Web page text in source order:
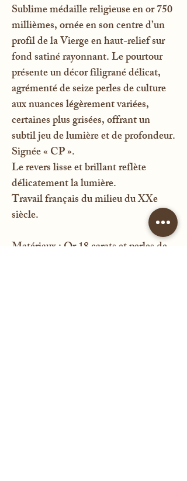
Sublime médaille religieuse en or 750
millièmes, ornée en son centre d’un
profil de la Vierge en haut-relief sur
fond satiné rayonnant. Le pourtour
présente un décor filigrané délicat,
agrémenté de seize perles de culture
aux nuances légèrement variées,
certaines plus grisées, offrant un
subtil jeu de lumière et de profondeur.
Signée « CP ».
Le revers lisse et brillant reflète
délicatement la lumière.
Travail français du milieu du XXe
siècle.
Matériaux : Or 18 carats et perles de